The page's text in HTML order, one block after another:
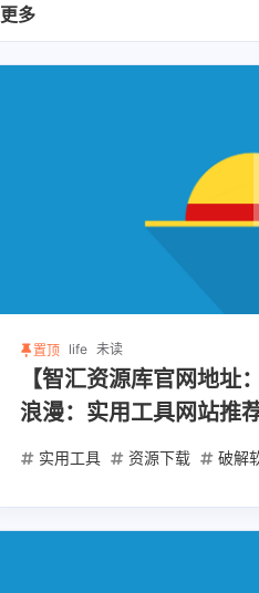
更多
置顶 life 未读
【智汇资源库官网地
浪漫：实用工具网站推
实用工具 资源下载 破解